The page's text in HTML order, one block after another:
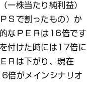
株当たり純利益）
Ｓで割ったもの）か
なＰＥＲは16倍です
付けた時には17倍に
Ｒは下がり、現在
倍がメインシナリオ